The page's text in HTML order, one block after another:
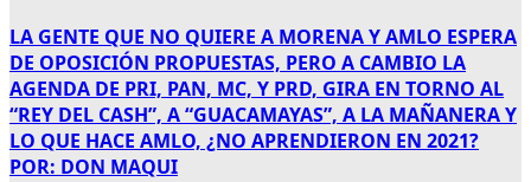
LA GENTE QUE NO QUIERE A MORENA Y AMLO ESPERA
DE OPOSICIÓN PROPUESTAS, PERO A CAMBIO LA
AGENDA DE PRI, PAN, MC, Y PRD, GIRA EN TORNO AL
“REY DEL CASH”, A “GUACAMAYAS”, A LA MAÑANERA Y
LO QUE HACE AMLO, ¿NO APRENDIERON EN 2021?
POR: DON MAQUI